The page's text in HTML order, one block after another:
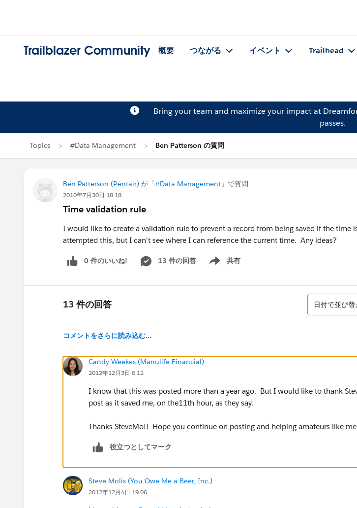
Trailblazer Community 概要 つながる イベント Trailhead
Bring your team and maximize your impact at
passes.
Topics #Data Management Ben Patterson の質問
Ben Patterson (Pentair) が「#Data Management 」で質問
2010年7月30日 18:18
Time validation rule
I would like to create a validation rule to prevent a record from being saved if the time
attempted this, but I can't see where I can reference the current time. Any ideas?
0 件のいいね! 13 件の回答 共有
Show menu
13 件の回答
並び替え
日付で並び替
コメントをさらに読み込む...
Candy Weekes (Manulife Financial)
2012年12月3日 6:12
I know that this was posted more than a year ago. But I would like to thank
post as it saved me, on the11th hour, as they say.
Thanks SteveMo!! Hope you continue on posting and helping amateurs like
役立つとしてマーク
Steve Molis (You Owe Me a Beer, Inc.)
2012年12月4日 19:06